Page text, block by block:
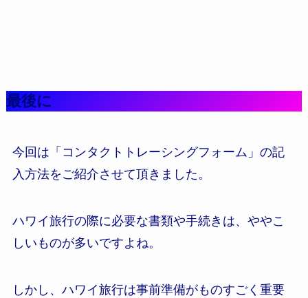
最後に
今回は「コンタクトトレーシングフォーム」の記
入方法をご紹介させて頂きました。
ハワイ旅行の際に必要な書類や手続きは、ややこ
しいものが多いですよね。
しかし、ハワイ旅行は事前準備がものすごく重要